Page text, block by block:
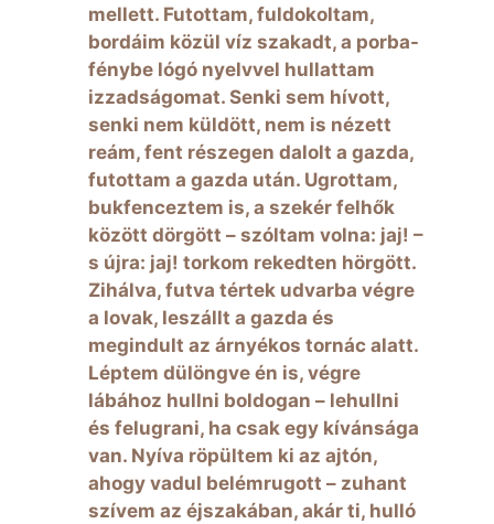
mellett. Futottam, fuldokoltam,
bordáim közül víz szakadt, a porba-
fénybe lógó nyelvvel hullattam
izzadságomat. Senki sem hívott,
senki nem küldött, nem is nézett
reám, fent részegen dalolt a gazda,
futottam a gazda után. Ugrottam,
bukfenceztem is, a szekér felhők
között dörgött – szóltam volna: jaj! –
s újra: jaj! torkom rekedten hörgött.
Zihálva, futva tértek udvarba végre
a lovak, leszállt a gazda és
megindult az árnyékos tornác alatt.
Léptem dülöngve én is, végre
lábához hullni boldogan – lehullni
és felugrani, ha csak egy kívánsága
van. Nyíva röpültem ki az ajtón,
ahogy vadul belémrugott – zuhant
szívem az éjszakában, akár ti, hulló